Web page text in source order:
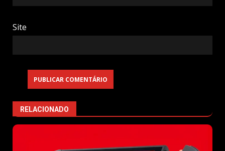
Site
RELACIONADO